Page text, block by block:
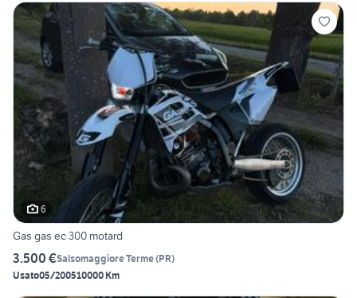
6
Gas gas ec 300 motard
3.500 €Salsomaggiore Terme(PR)
Usato05/200510000 Km